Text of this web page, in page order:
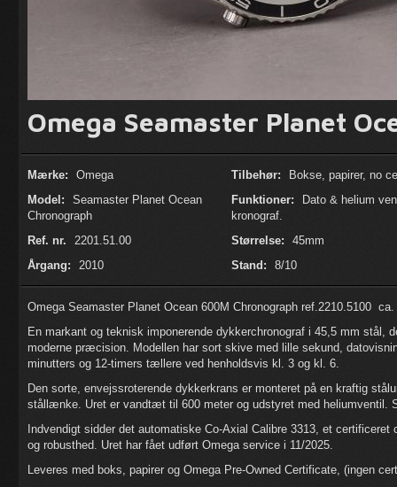
Omega Seamaster Planet
Mærke:
Omega
Model:
Seamaster Planet Ocean
Chronograph
Ref. nr.
2201.51.00
Årgang:
2010
Tilbehør:
Bokse, papirer, no
Funktioner:
Dato & helium
kronograf.
Størrelse:
45mm
Stand:
8/10
Omega Seamaster Planet Ocean 600M Chronograph ref.2210.5100
En markant og teknisk imponerende dykkerchronograf i 45,5 mm stål,
moderne præcision. Modellen har sort skive med lille sekund,
minutters og 12-timers tællere ved henholdsvis kl. 3 og kl. 6.
Den sorte, envejssroterende dykkerkrans er monteret på en kraftig
stållænke. Uret er vandtæt til 600 meter og udstyret med heliumventil.
Indvendigt sidder det automatiske Co-Axial Calibre 3313, et
og robusthed. Uret har fået udført Omega service i 11/2025.
Leveres med boks, papirer og Omega Pre-Owned Certificate, (ingen